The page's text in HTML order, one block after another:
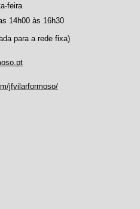
feira
14h00 às 16h30
para a rede fixa)
jfvilarformoso/